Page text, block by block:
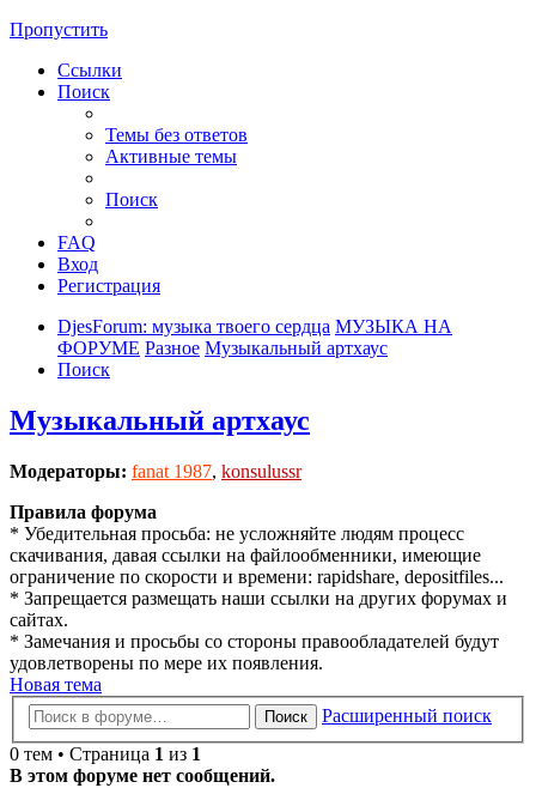
Пропустить
Ссылки
Поиск
Темы без ответов
Активные темы
Поиск
FAQ
Вход
Регистрация
DjesForum: музыка твоего сердца МУЗЫКА НА
ФОРУМЕ Разное Музыкальный артхаус
Поиск
Музыкальный артхаус
Модераторы: fanat 1987, konsulussr
Правила форума
* Убедительная просьба: не усложняйте людям процесс
скачивания, давая ссылки на файлообменники, имеющие
ограничение по скорости и времени: rapidshare, depositfiles...
* Запрещается размещать наши ссылки на других форумах и
сайтах.
* Замечания и просьбы со стороны правообладателей будут
удовлетворены по мере их появления.
Новая тема
Поиск
Расширенный поиск
0 тем • Страница 1 из 1
В этом форуме нет сообщений.